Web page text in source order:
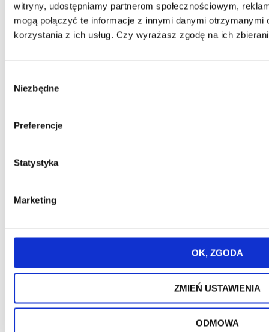
witryny, udostępniamy partnerom społecznościowym,
mogą połączyć te informacje z innymi danymi
korzystania z ich usług. Czy wyrażasz zgodę na ich
zgody
Niezbędne
Preferencje
Statystyka
Marketing
OK, ZGODA
ZMIEŃ USTAWIENIA
ODMOWA
Kubek termiczny Majestic Sport Bullet 540 ml